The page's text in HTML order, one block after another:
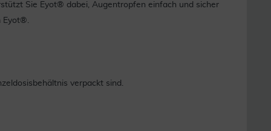
Sie Eyot® dabei, Augentropfen einfach und sicher
Eyot®.
verpackt sind.